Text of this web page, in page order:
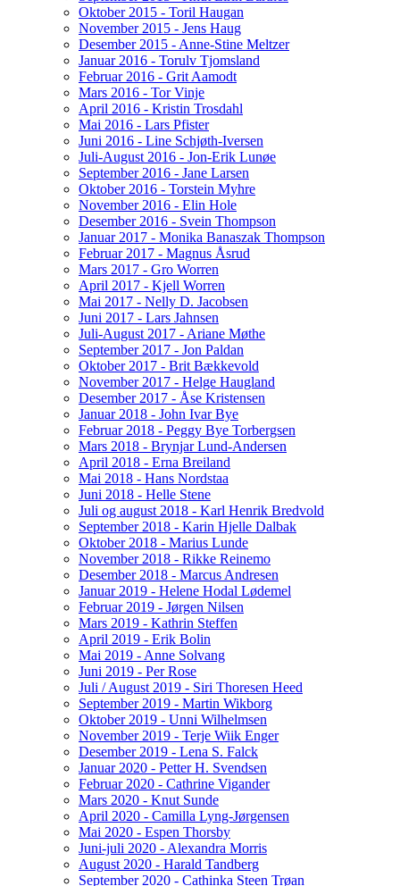
Oktober 2015 - Toril Haugan
November 2015 - Jens Haug
Desember 2015 - Anne-Stine Meltzer
Januar 2016 - Torulv Tjomsland
Februar 2016 - Grit Aamodt
Mars 2016 - Tor Vinje
April 2016 - Kristin Trosdahl
Mai 2016 - Lars Pfister
Juni 2016 - Line Schjøth-Iversen
Juli-August 2016 - Jon-Erik Lunøe
September 2016 - Jane Larsen
Oktober 2016 - Torstein Myhre
November 2016 - Elin Hole
Desember 2016 - Svein Thompson
Januar 2017 - Monika Banaszak Thompson
Februar 2017 - Magnus Åsrud
Mars 2017 - Gro Worren
April 2017 - Kjell Worren
Mai 2017 - Nelly D. Jacobsen
Juni 2017 - Lars Jahnsen
Juli-August 2017 - Ariane Møthe
September 2017 - Jon Paldan
Oktober 2017 - Brit Bækkevold
November 2017 - Helge Haugland
Desember 2017 - Åse Kristensen
Januar 2018 - John Ivar Bye
Februar 2018 - Peggy Bye Torbergsen
Mars 2018 - Brynjar Lund-Andersen
April 2018 - Erna Breiland
Mai 2018 - Hans Nordstaa
Juni 2018 - Helle Stene
Juli og august 2018 - Karl Henrik Bredvold
September 2018 - Karin Hjelle Dalbak
Oktober 2018 - Marius Lunde
November 2018 - Rikke Reinemo
Desember 2018 - Marcus Andresen
Januar 2019 - Helene Hodal Lødemel
Februar 2019 - Jørgen Nilsen
Mars 2019 - Kathrin Steffen
April 2019 - Erik Bolin
Mai 2019 - Anne Solvang
Juni 2019 - Per Rose
Juli / August 2019 - Siri Thoresen Heed
September 2019 - Martin Wikborg
Oktober 2019 - Unni Wilhelmsen
November 2019 - Terje Wiik Enger
Desember 2019 - Lena S. Falck
Januar 2020 - Petter H. Svendsen
Februar 2020 - Cathrine Vigander
Mars 2020 - Knut Sunde
April 2020 - Camilla Lyng-Jørgensen
Mai 2020 - Espen Thorsby
Juni-juli 2020 - Alexandra Morris
August 2020 - Harald Tandberg
September 2020 - Cathinka Steen Trøan